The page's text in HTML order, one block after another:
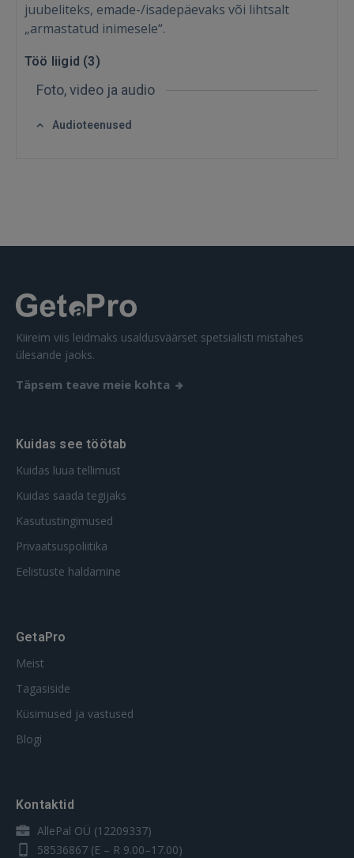
Sisene
Ei ole veel registreerunud?
juubeliteks, emade-/isadepäevaks või lihtsalt
„armastatud inimesele“.
Töö liigid (3)
Foto, video ja audio
Audioteenused
Kiireim viis leidmaks usaldusväärset spetsialisti mistahes
ülesande jaoks.
Täpsem teave meie kohta
Kuidas see töötab
Kuidas luua tellimust
Kuidas saada tegijaks
Kasutustingimused
Privaatsuspoliitika
Eelistuste haldamine
GetaPro
Meist
Tagasiside
Küsimused ja vastused
Blogi
Kontaktid
AllePal OÜ (12209337)
58536867 (E – R 9.00–17.00)